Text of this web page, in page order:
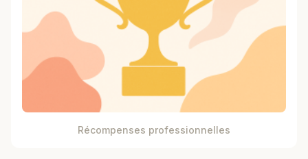
Récompenses professionnelles